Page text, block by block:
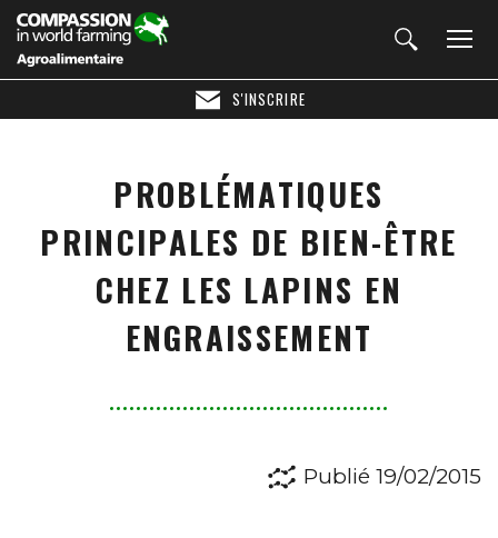
S'INSCRIRE
PROBLÉMATIQUES
PRINCIPALES DE BIEN-ÊTRE
CHEZ LES LAPINS EN
ENGRAISSEMENT
Publié 19/02/2015